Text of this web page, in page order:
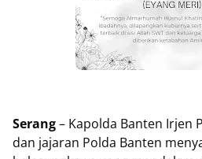
Serang– Kapolda Banten Irjen
dan jajaran Polda Banten